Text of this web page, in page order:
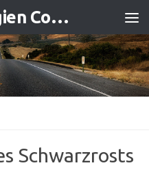
erneuerbare Energien Contracting
Schwarzrosts